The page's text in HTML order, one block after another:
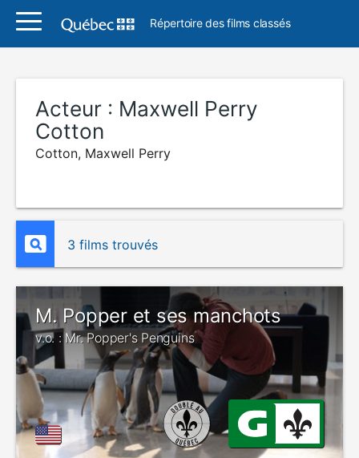
Répertoire des films classés
Acteur : Maxwell Perry
Cotton
Cotton, Maxwell Perry
3 films trouvés
M. Popper et ses manchots
v.o. : Mr. Popper's Penguins